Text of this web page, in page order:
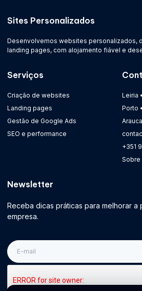
Sites Personalizados
Desenvolvemos websites personalizados,
landing pages, com alojamento fiável e
Serviços
Criação de websites
Landing pages
Gestão de Google Ads
SEO e performance
Leiria
Porto
+351
Sobre
Newsletter
Receba dicas práticas para melhorar a
empresa.
E-
mail